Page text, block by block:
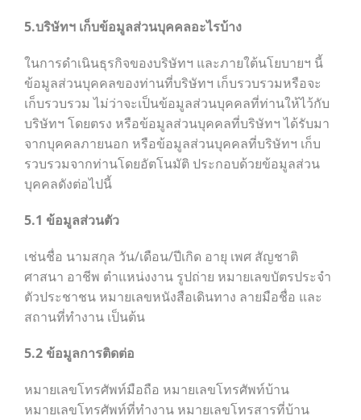
5.บริษัทฯ เก็บข้อมูลส่วนบุคคลอะไรบ้าง
ในการดำเนินธุรกิจของบริษัทฯ และภายใต้นโยบายฯ นี้
ข้อมูลส่วนบุคคลของท่านที่บริษัทฯ เก็บรวบรวมหรือจะ
เก็บรวบรวม ไม่ว่าจะเป็นข้อมูลส่วนบุคคลที่ท่านให้ไว้กับ
บริษัทฯ โดยตรง หรือข้อมูลส่วนบุคคลที่บริษัทฯ ได้รับมา
จากบุคคลภายนอก หรือข้อมูลส่วนบุคคลที่บริษัทฯ เก็บ
รวบรวมจากท่านโดยอัตโนมัติ ประกอบด้วยข้อมูลส่วน
บุคคลดังต่อไปนี้
5.1 ข้อมูลส่วนตัว
เช่นชื่อ นามสกุล วัน/เดือน/ปีเกิด อายุ เพศ สัญชาติ
ศาสนา อาชีพ ตำแหน่งงาน รูปถ่าย หมายเลขบัตรประจำ
ตัวประชาชน หมายเลขหนังสือเดินทาง ลายมือชื่อ และ
สถานที่ทำงาน เป็นต้น
5.2ข้อมูลการติดต่อ
หมายเลขโทรศัพท์มือถือ หมายเลขโทรศัพท์บ้าน
หมายเลขโทรศัพท์ที่ทำงาน หมายเลขโทรสารที่บ้าน